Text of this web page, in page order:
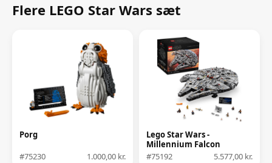
Flere LEGO Star Wars sæt
Porg
#75230 1.000,00 kr.
Lego Star Wars -
Millennium Falcon
#75192
5.577,00 kr.